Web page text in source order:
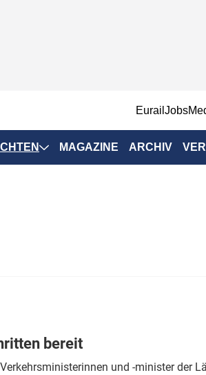
EurailJobs
MAGAZINE ARCHIV
bereit
und -minister der